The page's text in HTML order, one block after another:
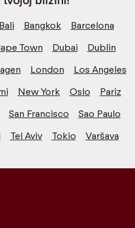
Bali Bangkok
Barcelona
Town Dubai
Dublin
London
Los Angeles
New York Oslo
Pariz
San Francisco
Sao Paulo
Tel Aviv Tokio Varšava